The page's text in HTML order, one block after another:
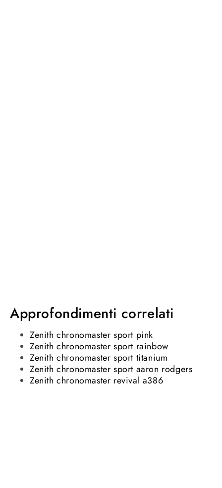
Approfondimenti correlati
Zenith chronomaster sport pink
Zenith chronomaster sport rainbow
Zenith chronomaster sport titanium
Zenith chronomaster sport aaron rodgers
Zenith chronomaster revival a386